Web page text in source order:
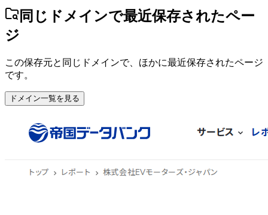
同じドメインで最近保存されたペー
ジ
この保存元と同じドメインで、ほかに最近保存されたページ
です。
ドメイン一覧を見る